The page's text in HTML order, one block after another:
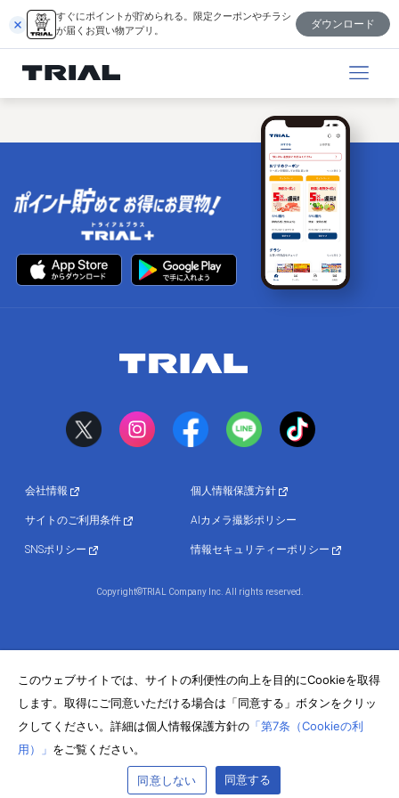
を
キ
すぐにポイントが貯められる。限定クーポンやチラシ
が届くお買い物アプリ。
ダウンロード
会社情報 個人情報保護方針
サイトのご利用条件 AIカメラ撮影ポリシー
SNSポリシー 情報セキュリティーポリシー
Copyright©TRIAL Company Inc. All rights reserved.
このウェブサイトでは、サイトの利便性の向上を目的にCookieを取得
します。取得にご同意いただける場合は「同意する」ボタンをクリッ
クしてください。詳細は個人情報保護方針の 「第7条（Cookieの利
用）」 をご覧ください。
同意する
同意しない